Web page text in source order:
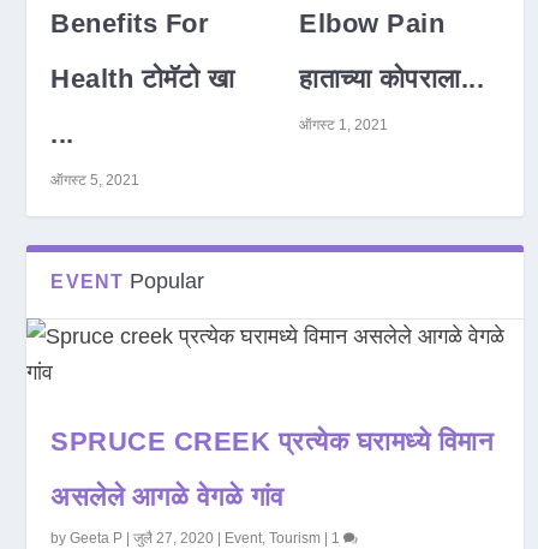
Benefits For
Health टोमॅटो खा
...
ऑगस्ट 5, 2021
Elbow Pain
हाताच्या कोपराला...
ऑगस्ट 1, 2021
EVENT Popular
SPRUCE CREEK प्रत्येक घरामध्ये विमान
असलेले आगळे वेगळे गांव
byGeeta P |जुलै 27, 2020 Event,Tourism 1